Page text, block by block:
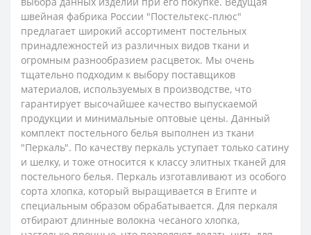
швейная фабрика России "Постельтекс-плюс"
предлагает широкий ассортимент постельных
принадлежностей из различных видов ткани и
огромным разнообразием расцветок. Мы очень
тщательно подходим к выбору поставщиков
материалов, используемых в производстве, что
гарантирует высочайшее качество выпускаемой
продукции и минимальные оптовые цены. Данный
комплект постельного белья выполнен из ткани
"Перкаль". По качеству перкаль уступает только сатину
и шелку, и тоже относится к классу элитных тканей для
постельного белья. Перкаль изготавливают из особого
сорта хлопка, который выращивается в Египте и
специальным образом обрабатывается. Для перкаля
отбирают длинные волокна чесаного хлопка,